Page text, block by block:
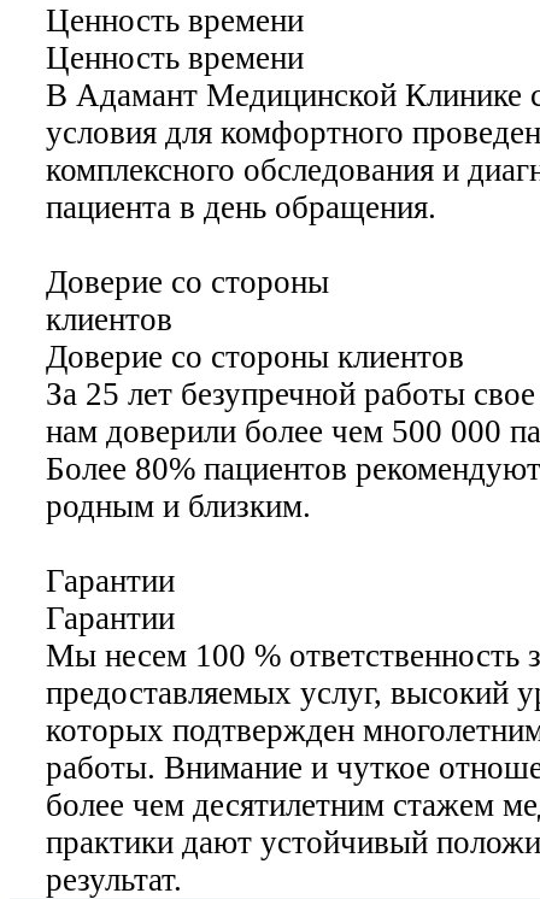
Ценность времени
Ценность времени
В Адамант Медицинской Клинике
условия для комфортного
комплексного обследования и
пациента в день обращения.
Доверие со стороны
клиентов
Доверие со стороны клиентов
За 25 лет безупречной работы
нам доверили более чем 500 000
Более 80% пациентов
родным и близким.
Гарантии
Гарантии
Мы несем 100 % ответственность
предоставляемых услуг, высокий
которых подтвержден
работы. Внимание и чуткое
более чем десятилетним стажем
практики дают устойчивый
результат.